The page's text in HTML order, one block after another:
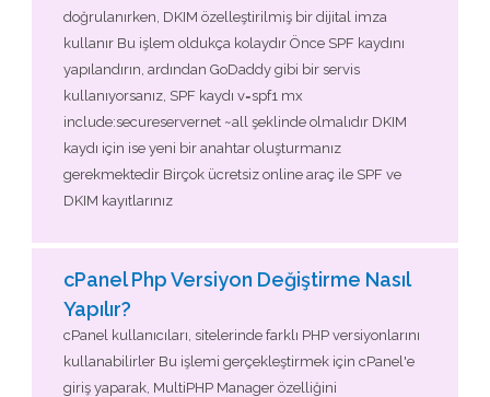
doğrulanırken, DKIM özelleştirilmiş bir dijital imza
kullanır Bu işlem oldukça kolaydır Önce SPF kaydını
yapılandırın, ardından GoDaddy gibi bir servis
kullanıyorsanız, SPF kaydı v=spf1 mx
include:secureservernet ~all şeklinde olmalıdır DKIM
kaydı için ise yeni bir anahtar oluşturmanız
gerekmektedir Birçok ücretsiz online araç ile SPF ve
DKIM kayıtlarınız
cPanel Php Versiyon Değiştirme Nasıl
Yapılır?
cPanel kullanıcıları, sitelerinde farklı PHP versiyonlarını
kullanabilirler Bu işlemi gerçekleştirmek için cPanel'e
giriş yaparak, MultiPHP Manager özelliğini